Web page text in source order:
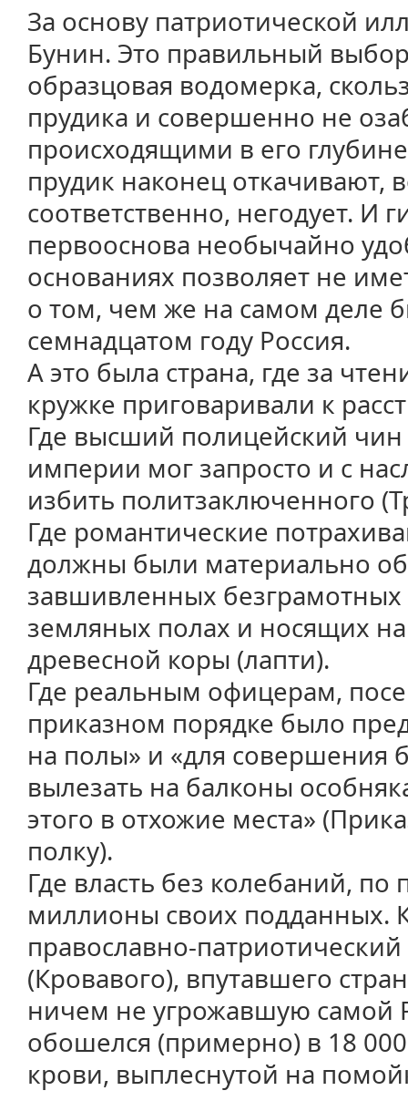
За основу патриотической
Бунин. Это правильный
образцовая водомерка,
прудика и совершенно не
происходящими в его
прудик наконец откачивают,
соответственно, негодует. И
первооснова необычайно
основаниях позволяет не
о том, чем же на самом деле
семнадцатом году Россия.
А это была страна, где за
кружке приговаривали к
Где высший полицейский
империи мог запросто и с
избить политзаключенного
Где романтические
должны были материально
завшивленных
земляных полах и носящих
древесной коры (лапти).
Где реальным офицерам,
приказном порядке было
на полы» и «для
вылезать на балконы
этого в отхожие места»
полку).
Где власть без колебаний,
миллионы своих подданных.
православно-
(Кровавого), впутавшего
ничем не угрожавшую самой
обошелся (примерно) в 18
крови, выплеснутой на